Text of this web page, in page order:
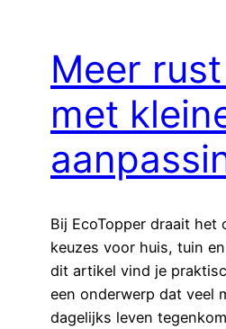
Meer
met
Bij EcoTopper draait het
keuzes voor huis, tuin
dit artikel vind je
een onderwerp dat veel
dagelijks leven